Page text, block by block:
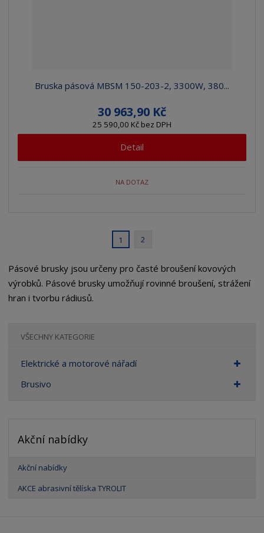
Bruska pásová MBSM 150-203-2, 3300W, 380...
30 963,90 Kč
25 590,00 Kč bez DPH
Detail
NA DOTAZ
1 2
Pásové brusky jsou určeny pro časté broušení kovových
výrobků. Pásové brusky umožňují rovinné broušení, strážení
hran i tvorbu rádiusů.
VŠECHNY KATEGORIE
Elektrické a motorové nářadí
Brusivo
Akční nabídky
Akční nabídky
AKCE abrasivní tělíska TYROLIT